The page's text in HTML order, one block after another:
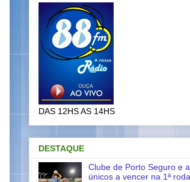
DAS 12HS AS 14HS
DESTAQUE
Clube de Porto Seguro e
únicos a vencer na 1ª